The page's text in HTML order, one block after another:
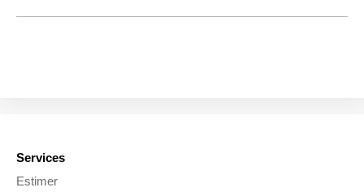
Services
Estimer